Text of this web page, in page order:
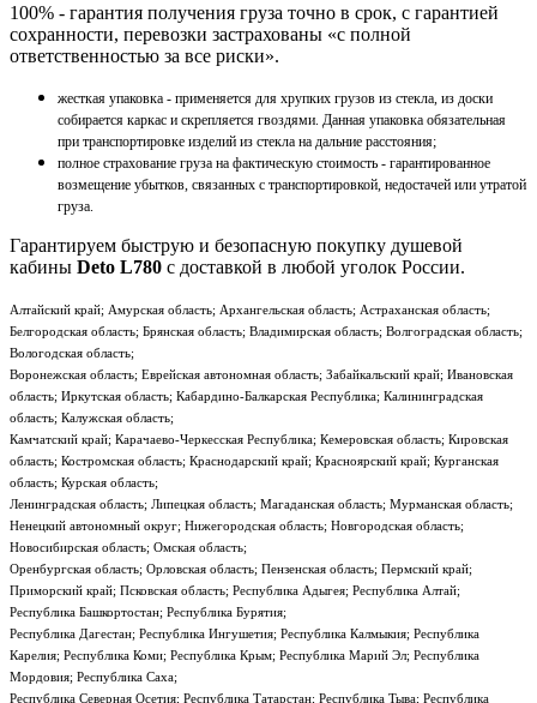
100% - гарантия получения груза точно в срок, с гарантией
сохранности, перевозки застрахованы «с полной
ответственностью за все риски».
жесткая упаковка - применяется для хрупких грузов из стекла, из доски
собирается каркас и скрепляется гвоздями. Данная упаковка обязательная
при транспортировке изделий из стекла на дальние расстояния;
полное страхование груза на фактическую стоимость - гарантированное
возмещение убытков, связанных с транспортировкой, недостачей или утратой
груза.
Гарантируем быструю и безопасную покупку душевой
кабины Deto L780 с доставкой в любой уголок России.
Алтайский край; Амурская область; Архангельская область; Астраханская область;
Белгородская область; Брянская область; Владимирская область; Волгоградская область;
Вологодская область;
Воронежская область; Еврейская автономная область; Забайкальский край; Ивановская
область; Иркутская область; Кабардино-Балкарская Республика; Калининградская
область; Калужская область;
Камчатский край; Карачаево-Черкесская Республика; Кемеровская область; Кировская
область; Костромская область; Краснодарский край; Красноярский край; Курганская
область; Курская область;
Ленинградская область; Липецкая область; Магаданская область; Мурманская область;
Ненецкий автономный округ; Нижегородская область; Новгородская область;
Новосибирская область; Омская область;
Оренбургская область; Орловская область; Пензенская область; Пермский край;
Приморский край; Псковская область; Республика Адыгея; Республика Алтай;
Республика Башкортостан; Республика Бурятия;
Республика Дагестан; Республика Ингушетия; Республика Калмыкия; Республика
Карелия; Республика Коми; Республика Крым; Республика Марий Эл; Республика
Мордовия; Республика Саха;
Республика Северная Осетия; Республика Татарстан; Республика Тыва; Республика